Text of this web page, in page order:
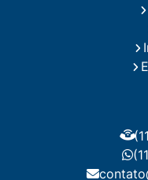
Instalação de
Instalação de Placa
Instalação de
Instalação E
Instalação Elétrica
Instalação Elétrica
Instalações
Instalações
Instalador de